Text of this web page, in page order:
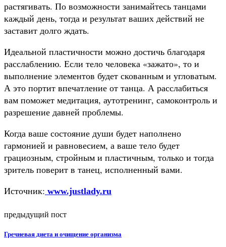
растягивать. По возможности занимайтесь танцами
каждый день, тогда и результат ваших действий не
заставит долго ждать.
Идеальной пластичности можно достичь благодаря
расслаблению. Если тело человека «зажато», то и
выполнение элементов будет скованным и угловатым.
А это портит впечатление от танца. А расслабиться
вам поможет медитация, аутотренинг, самоконтроль и
разрешение давней проблемы.
Когда ваше состояние души будет наполнено
гармонией и равновесием, а ваше тело будет
грациозным, стройным и пластичным, только и тогда
зритель поверит в танец, исполненный вами.
Источник: www.justlady.ru
предыдущий пост
Гречневая диета и очищение организма